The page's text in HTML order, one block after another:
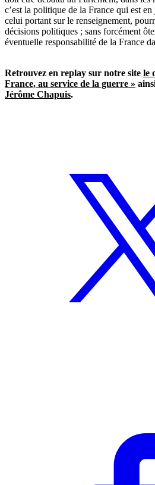
c’est la politique de la France qui est
celui portant sur le renseignement,
décisions politiques ; sans forcément
éventuelle responsabilité de la France
Retrouvez en replay sur notre site le
France, au service de la guerre »
Jérôme Chapuis.